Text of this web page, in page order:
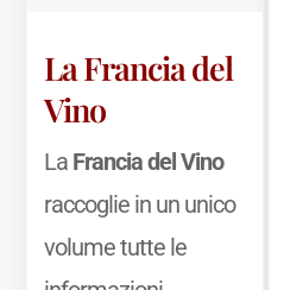
La Francia del
Vino
La Francia del Vino
raccoglie in un unico
volume tutte le